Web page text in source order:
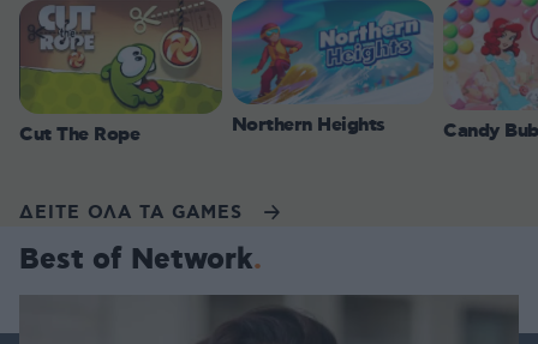
Cut The Rope Northern Heights Candy
ΔΕΙΤΕ ΟΛΑ ΤΑ GAMES
Best of Network